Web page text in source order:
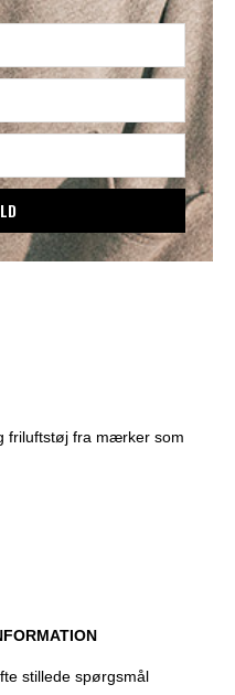
friluftstøj fra mærker som
stillede spørgsmål